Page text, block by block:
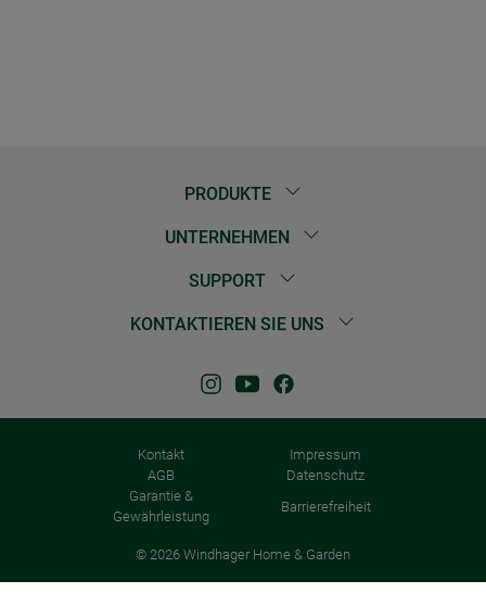
PRODUKTE
UNTERNEHMEN
SUPPORT
KONTAKTIEREN SIE UNS
Kontakt
Impressum
AGB
Datenschutz
Garantie &
Gewährleistung
Barrierefreiheit
© 2026 Windhager Home & Garden